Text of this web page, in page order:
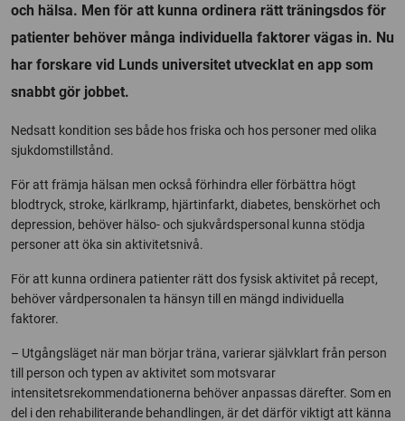
och hälsa. Men för att kunna ordinera rätt träningsdos för
patienter behöver många individuella faktorer vägas in. Nu
har forskare vid Lunds universitet utvecklat en app som
snabbt gör jobbet.
Nedsatt kondition ses både hos friska och hos personer med olika
sjukdomstillstånd.
För att främja hälsan men också förhindra eller förbättra högt
blodtryck, stroke, kärlkramp, hjärtinfarkt, diabetes, benskörhet och
depression, behöver hälso- och sjukvårdspersonal kunna stödja
personer att öka sin aktivitetsnivå.
För att kunna ordinera patienter rätt dos fysisk aktivitet på recept,
behöver vårdpersonalen ta hänsyn till en mängd individuella
faktorer.
– Utgångsläget när man börjar träna, varierar självklart från person
till person och typen av aktivitet som motsvarar
intensitetsrekommendationerna behöver anpassas därefter. Som en
del i den rehabiliterande behandlingen, är det därför viktigt att känna